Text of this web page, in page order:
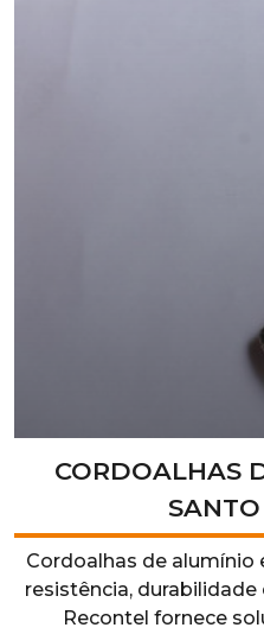
CORDOALHAS
Cordoalhas de alumínio
resistência,
Recontel fornece